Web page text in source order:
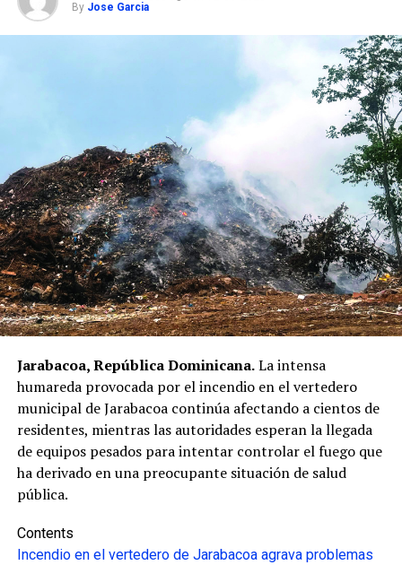
By Jose Garcia
Jarabacoa, República Dominicana.La intensa
humareda provocada por el incendio en el vertedero
municipal de Jarabacoa continúa afectando a cientos de
residentes, mientras las autoridades esperan la llegada
de equipos pesados para intentar controlar el fuego que
ha derivado en una preocupante situación de salud
pública.
Contents
Incendio en el vertedero de Jarabacoa agrava problemas